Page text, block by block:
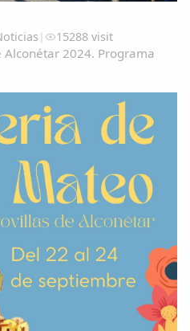
| 15288 visit
Alconétar 2024. Programa